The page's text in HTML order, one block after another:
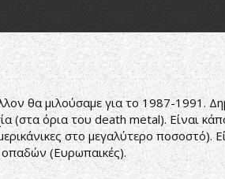
θα μιλούσαμε για το 1987-1991.
(στα όρια του death metal). Είναι
στο μεγαλύτερο ποσοστό).
(Ευρωπαικές).